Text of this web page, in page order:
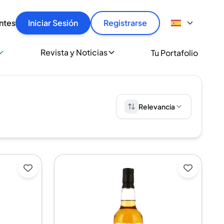
Iniciar Sesión Registrarse
rápido, con seguridad y al mejor precio.
Revista y Noticias Tu Portafolio
Relevancia